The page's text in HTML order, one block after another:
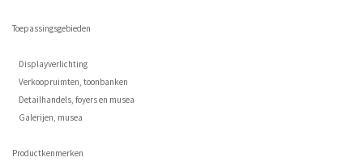
Toepassingsgebieden
Displayverlichting
Verkoopruimten, toonbanken
Detailhandels, foyers en musea
Galerijen, musea
Productkenmerken